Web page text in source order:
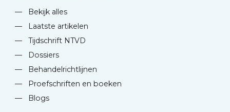
—
Bekijk alles
—
Laatste artikelen
—
Tijdschrift NTVD
—
Dossiers
—
Behandelrichtlijnen
—
Proefschriften en boeken
—
Blogs